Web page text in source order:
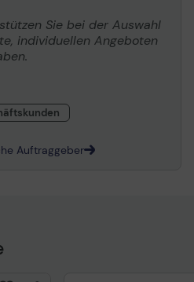
Sie bei der Auswahl
individuellen Angeboten
Auftraggeber